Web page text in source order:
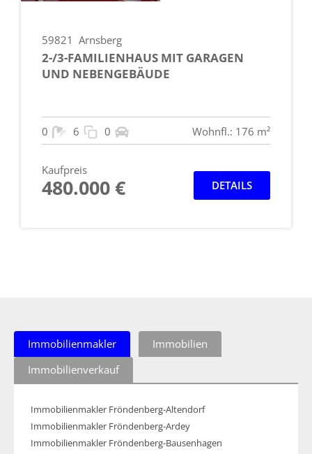
59821 Arnsberg
2-/3-FAMILIENHAUS MIT GARAGEN
UND NEBENGEBÄUDE
0 6 0 Wohnfl.: 176 m²
Kaufpreis
480.000 € DETAILS
Immobilienmakler
Immobilien
Immobilienverkauf
Immobilienmakler Fröndenberg-Altendorf
Immobilienmakler Fröndenberg-Ardey
Immobilienmakler Fröndenberg-Bausenhagen